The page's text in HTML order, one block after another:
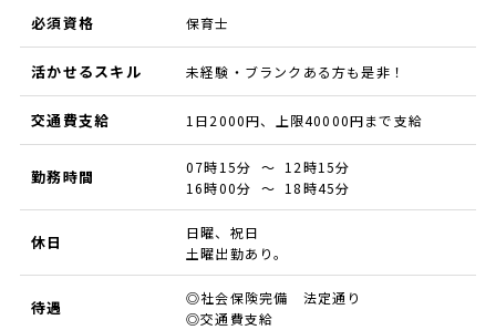
必須資格 保育士
活かせるスキル 未経験・ブランクある方も是非！
交通費支給 1日2000円、上限40000円まで支給
勤務時間
07時15分 ～ 12時15分
16時00分 ～ 18時45分
休日
日曜、祝日
土曜出勤あり。
待遇
◎社会保険完備 法定通り
◎交通費支給